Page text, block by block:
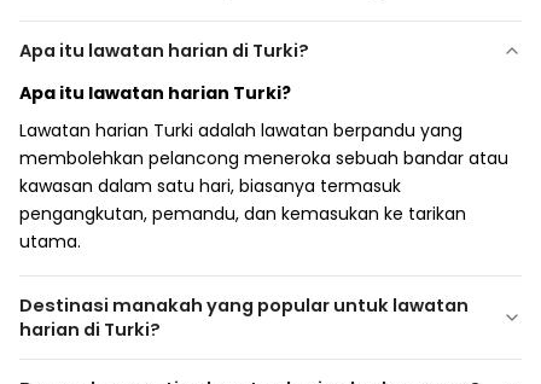
Apa itu lawatan harian di Turki?
Apa itu lawatan harian Turki?
Lawatan harian Turki adalah lawatan berpandu yang
membolehkan pelancong meneroka sebuah bandar atau
kawasan dalam satu hari, biasanya termasuk
pengangkutan, pemandu, dan kemasukan ke tarikan
utama.
Destinasi manakah yang popular untuk lawatan
harian di Turki?